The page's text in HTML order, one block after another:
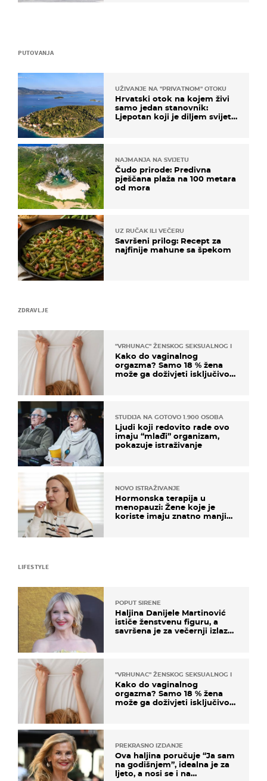
ZDRAVLJE
"VRHUNAC" ŽENSKOG SEKSUALNOG ISKUSTVA
Kako do vaginalnog
orgazma? Samo 18 % žena
može ga doživjeti isključivo
STUDIJA NA GOTOVO 1.900 OSOBA
Ljudi koji redovito rade ovo
imaju “mlađi” organizam,
pokazuje istraživanje
NOVO ISTRAŽIVANJE
Hormonska terapija u
menopauzi: Žene koje je
koriste imaju znatno manji
PUTOVANJA
UŽIVANJE NA "PRIVATNOM" OTOKU
Hrvatski otok na kojem živi
samo jedan stanovnik:
Ljepotan koji je diljem svijeta
NAJMANJA NA SVIJETU
Čudo prirode: Predivna
pješčana plaža na 100 metara
od mora
UZ RUČAK ILI VEČERU
Savršeni prilog: Recept za
najfinije mahune sa špekom
LIFESTYLE
POPUT SIRENE
Haljina Danijele Martinović
ističe ženstvenu figuru, a
savršena je za večernji izlazak
"VRHUNAC" ŽENSKOG SEKSUALNOG ISKUSTVA
Kako do vaginalnog
orgazma? Samo 18 % žena
može ga doživjeti isključivo
PREKRASNO IZDANJE
Ova haljina poručuje “Ja sam
na godišnjem”, idealna je za
ljeto, a nosi se i na